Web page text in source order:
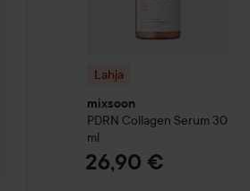
Lahja
mixsoon
PDRN Collagen Serum 30
ml
26,90 €